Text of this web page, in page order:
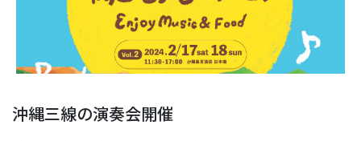
沖縄三線の演奏会開催